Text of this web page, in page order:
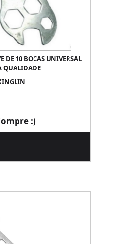
DE 10 BOCAS UNIVERSAL
QUALIDADE
:)